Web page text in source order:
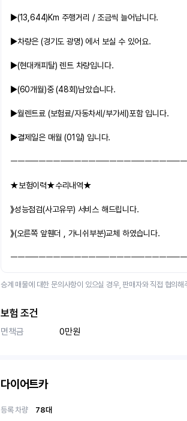
▶(13,644)Km 주행거리 / 조금씩 늘어납니다.
▶차량은 (경기도 광명) 에서 보실 수 있어요.
▶(현대캐피탈) 렌트 차량입니다.
▶(60개월)중 (48회)남았습니다.
▶월렌트료 (보험료/자동차세/부가세)포함 입니다.
▶결제일은 매월 (01일) 입니다.
ㅡㅡㅡㅡㅡㅡㅡㅡㅡㅡㅡㅡㅡㅡㅡㅡㅡㅡㅡㅡㅡㅡㅡㅡㅡ
★보험이력★수리내역★
》성능점검(사고유무) 서비스 해드립니다.
》(오른쪽 앞휀더 , 가니쉬부분)교체 하였습니다.
ㅡㅡㅡㅡㅡㅡㅡㅡㅡㅡㅡㅡㅡㅡㅡㅡㅡㅡㅡㅡㅡㅡㅡㅡㅡ
승계 매물에 대한 문의사항이 있으실 경우, 판매자와 직접 협의해
보험 조건
면책금 0만원
다이어트카
등록 차량 78대